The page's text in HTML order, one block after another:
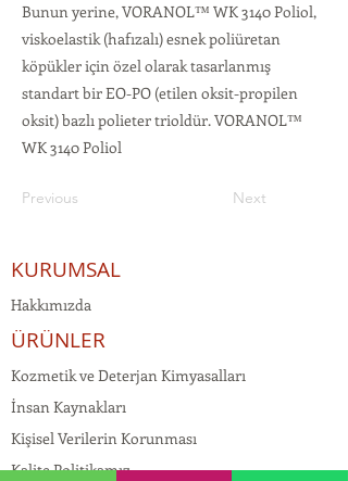
Bunun yerine, VORANOL™ WK 3140 Poliol,
viskoelastik (hafızalı) esnek poliüretan
köpükler için özel olarak tasarlanmış
standart bir EO-PO (etilen oksit-propilen
oksit) bazlı polieter trioldür. VORANOL™
WK 3140 Poliol
Previous Next
KURUMSAL
Hakkımızda
ÜRÜNLER
Kozmetik ve Deterjan Kimyasalları
İnsan Kaynakları
Kişisel Verilerin Korunması
Kalite Politikamız